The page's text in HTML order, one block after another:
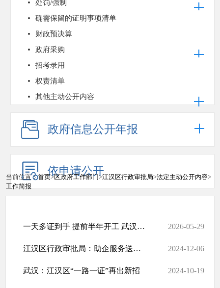
处罚/强制
确需保留的证明事项清单
财政预决算
政府采购
招考录用
权责清单
其他主动公开内容
政府信息公开年报
依申请公开
当前位置：首页>区政府工作部门>江汉区行政审批局>法定主动公开内容>
工作简报
一天多证到手 提前半年开工 武汉商业综合体改扩建首次启用 “承诺可... 2026-05-29
江汉区行政审批局：助企服务送上门 精准帮办解难题 2024-12-06
武汉：江汉区“一路一证”再出新招 2024-10-19